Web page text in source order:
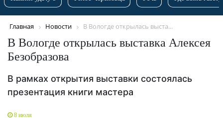
Главная Новости В Вологде открылась выста...
В Вологде открылась выставка Алексея
Безобразова
В рамках открытия выставки состоялась
презентация книги мастера
8 июля